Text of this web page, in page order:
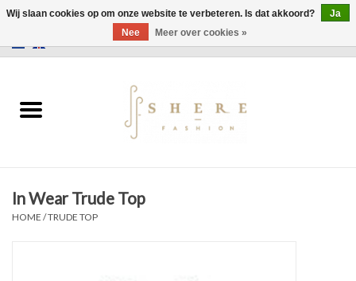
Jurken
Rokken
In Wear Trude Top
HOME /TRUDE TOP
Wij slaan cookies op om onze website te verbeteren. Is dat akkoord?
Ja
Nee
Meer over cookies »